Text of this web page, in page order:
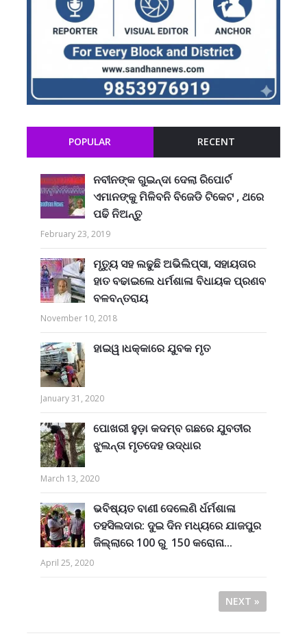
POPULAR RECENT
ନବୀନଙ୍କ ଗୁଇନ୍ଦା ଦେଲା ରିପୋର୍ଟ
ଏମାନଙ୍କୁ ମିଳିବନି ବିଜେଡି ଟିକେଟ , ଥରେ
ପଢି ନିଅନ୍ତୁ
February 23, 2019
ମୃତ୍ୟୁ ସହ ଲଢୁଛି ଅଭିଲିପ୍ସା, ସହାୟତାର
ହାତ ବଢାଇଲେ ଧର୍ମଶାଳା ବିଧାୟକ ପ୍ରଣବ
ବଳବନ୍ତରାୟ
November 10, 2018
ହାଇୱ।ଧକ୍କାରେ ଯୁବକ ମୃତ
January 31, 2020
ପୋଖରୀ ହୁଡ଼ା କଦମ୍ବ ଗଛରେ ଯୁବତୀର
ଝୁଲନ୍ତା ମୃତଦେହ ଉଦ୍ଧାର
March 13, 2020
ଭବିଷ୍ୟତ ବାଣୀ ଦେଲେଣି ର୍ଧର୍ମଶାଳା
ତହସିଲଦାର: ଦୁଇ ଦିନ ମଧ୍ୟରେ ଯାଜପୁର
ଜିଲ୍ଲାରେ 100 ରୁ 150 କରୋନା...
April 25, 2020
NEXT »